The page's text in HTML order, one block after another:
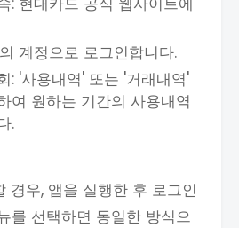
계정으로 로그인합니다.
: '사용내역' 또는 '거래내역'
여 원하는 기간의 사용내역
.
경우, 앱을 실행한 후 로그인
를 선택하면 동일한 방식으